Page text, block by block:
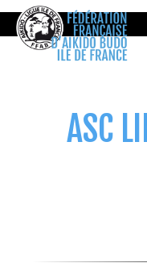
ASC